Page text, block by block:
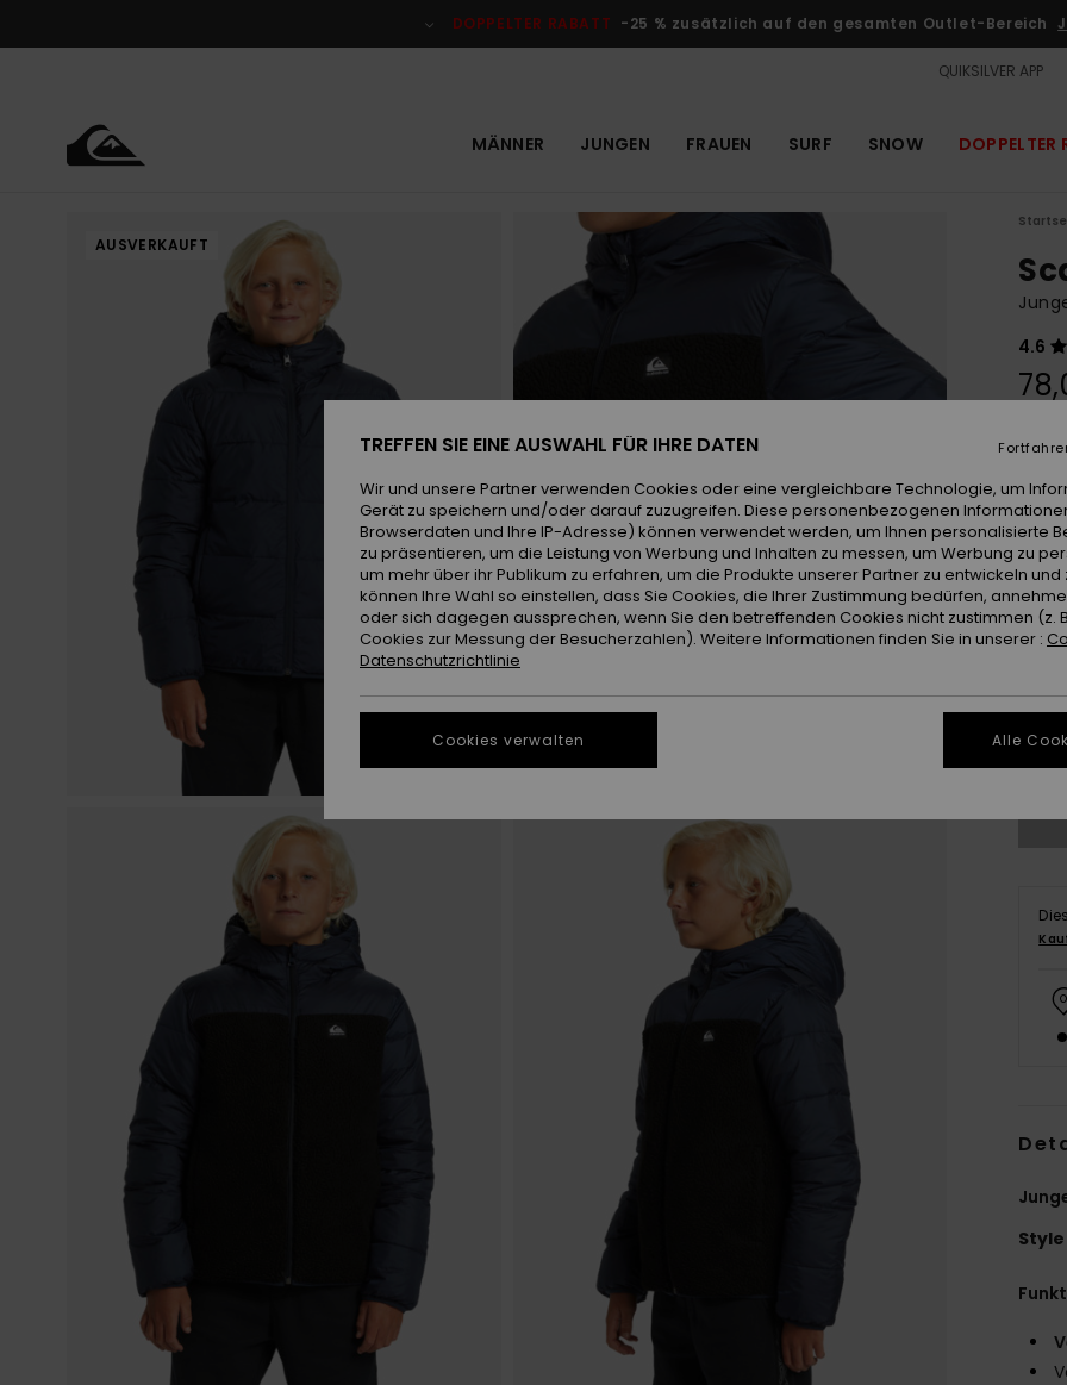
DOPPELTER RABATT -25 % zusätzlich auf den gesamten Outlet-Bereich
QUIKSILVER APP
MÄNNER JUNGEN FRAUEN SURF SNOW DOPPELTER
AUSVERKAUFT
4.6
Farbe
Style
TREFFEN SIE EINE AUSWAHL FÜR IHRE DATEN
Wir und unsere Partner verwenden Cookies oder eine vergleichbare Technologie, um
Gerät zu speichern und/oder darauf zuzugreifen. Diese personenbezogenen
Browserdaten und Ihre IP-Adresse) können verwendet werden, um Ihnen personalisierte
zu präsentieren, um die Leistung von Werbung und Inhalten zu messen, um Werbung zu
um mehr über ihr Publikum zu erfahren, um die Produkte unserer Partner zu entwickeln und
können Ihre Wahl so einstellen, dass Sie Cookies, die Ihrer Zustimmung bedürfen,
oder sich dagegen aussprechen, wenn Sie den betreffenden Cookies nicht zustimmen (z.
Cookies zur Messung der Besucherzahlen). Weitere Informationen finden Sie in unserer :
Datenschutzrichtlinie
Cookies verwalten Alle